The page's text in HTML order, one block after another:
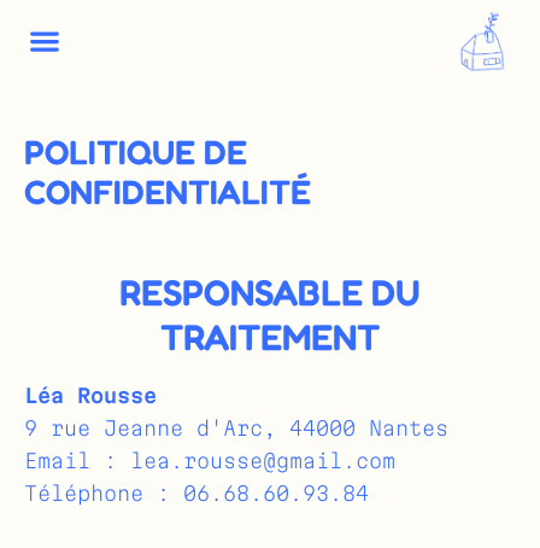
POLITIQUE DE
CONFIDENTIALITÉ
RESPONSABLE DU
TRAITEMENT
Léa Rousse
9 rue Jeanne d'Arc, 44000 Nantes
Email :
lea.rousse@gmail.com
Téléphone : 06.68.60.93.84